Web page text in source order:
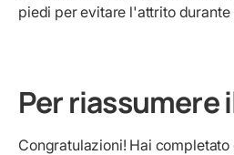
piedi per evitare l'attrito durante
Per riassumere
Congratulazioni! Hai